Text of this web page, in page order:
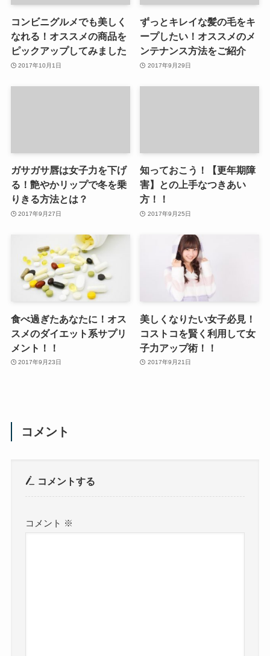
コンビニグルメでも美しく
なれる！オススメの商品を
ピックアップしてみました
2017年10月1日
ずっとキレイな髪の毛をキ
ープしたい！オススメのメ
ンテナンス方法をご紹介
2017年9月29日
ガサガサ唇は女子力を下げ
る！艶やかリップで冬を乗
りきる方法とは？
2017年9月27日
知っておこう！【更年期障
害】との上手なつきあい
方！！
2017年9月25日
食べ過ぎたあなたに！オス
スメのダイエット系サプリ
メント！！
2017年9月23日
美しくなりたい女子必見！
コストコを賢く利用して女
子力アップ術！！
2017年9月21日
コメント
コメントする
コメント ※